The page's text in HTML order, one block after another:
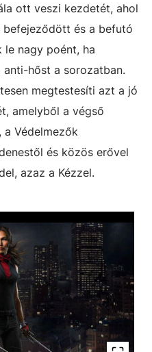
ott veszi kezdetét, ahol
befejeződött és a befutó
le nagy poént, ha
anti-hőst a sorozatban.
megtestesíti azt a jó
amelyből a végső
a Védelmezők
és közös erővel
azaz a Kézzel.